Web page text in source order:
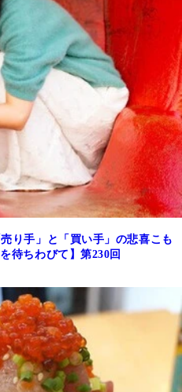
り手」と「買い手」の悲喜こも
待ちわびて】第230回